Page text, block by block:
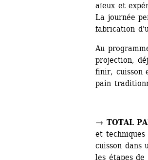
aïeux et
La journée
fabrication
Au
projection,
finir, cuisson
pain
→ TOTAL
et
cuisson dans
les étapes